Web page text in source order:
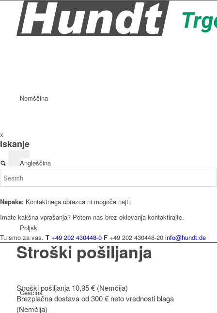
Nemščina
Angleščina
Poljski
Češčina
x
Iskanje
Napaka: Kontaktnega obrazca ni mogoče najti.
Imate kakšna vprašanja? Potem nas brez oklevanja kontaktirajte.
Tu smo za vas. T +49 202 430448-0 F +49 202 430448-20 info@hundt.de
Stroški pošiljanja
Stroški pošiljanja 10,95 € (Nemčija)
Brezplačna dostava od 300 € neto vrednosti blaga
(Nemčija)